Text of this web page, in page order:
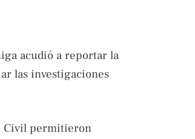
acudió a reportar la
las investigaciones
Civil permitieron